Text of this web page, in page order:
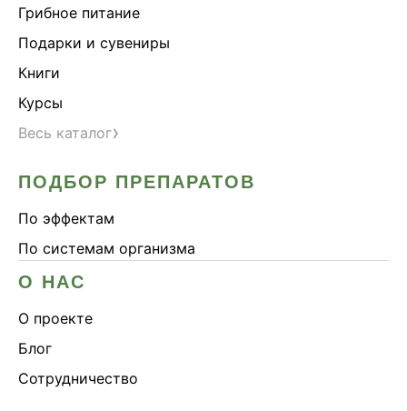
Грибное питание
Подарки и сувениры
Книги
Курсы
Весь каталог›
ПОДБОР ПРЕПАРАТОВ
По эффектам
По системам организма
О НАС
О проекте
Блог
Сотрудничество